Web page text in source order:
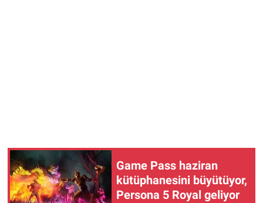
Game Pass haziran
kütüphanesini büyütüyor,
Persona 5 Royal geliyor